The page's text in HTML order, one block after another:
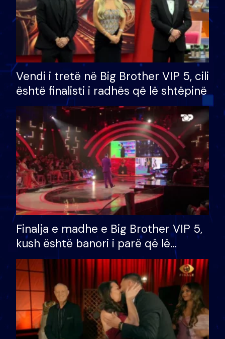
Vendi i tretë në Big Brother VIP 5, cili
është finalisti i radhës që lë shtëpinë
Finalja e madhe e Big Brother VIP 5,
kush është banori i parë që lë
shtëpinë dhe humb mundësinë për
të fituar çmimin e madh